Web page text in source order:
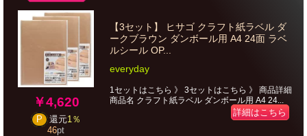
￥4,620
P 還元1％
46pt
【3セット】 ヒサゴ クラフト紙ラベル ダ
ークブラウン ダンボール用 A4 24面 ラベ
ルシール OP...
everyday
1セットはこちら 》 3セットはこちら 》 商品詳細
商品名 クラフト紙ラベル ダンボール用 A4 24...
詳細はこちら